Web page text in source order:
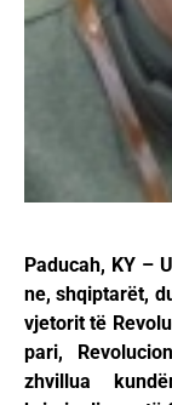
Paducah, KY –
ne, shqiptarët,
vjetorit të
pari,
zhvillua